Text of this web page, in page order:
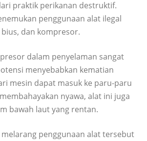
praktik perikanan destruktif.
penggunaan alat ilegal
dan kompresor.
dalam penyelaman sangat
menyebabkan kematian
mesin dapat masuk ke paru-paru
nyawa, alat ini juga
bawah laut yang rentan.
penggunaan alat tersebut